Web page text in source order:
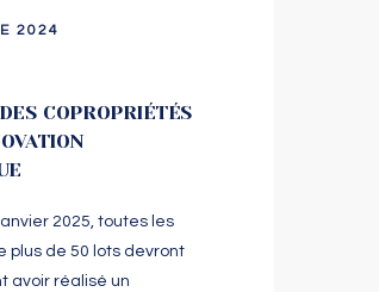
2024
COPROPRIÉTÉS
2025, toutes les
plus de 50 lots devront
avoir réalisé un